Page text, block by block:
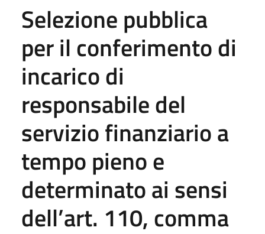
Selezione pubblica
per il conferimento di
incarico di
responsabile del
servizio finanziario a
tempo pieno e
determinato ai sensi
dell’art. 110, comma